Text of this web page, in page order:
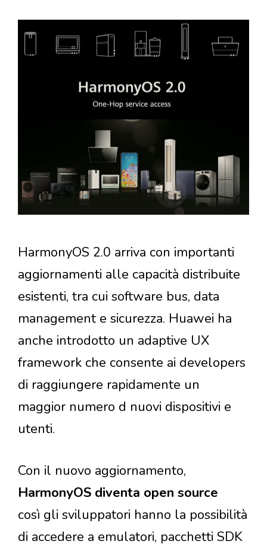
HarmonyOS 2.0 arriva con importanti
aggiornamenti alle capacità distribuite
esistenti, tra cui software bus, data
management e sicurezza. Huawei ha
anche introdotto un adaptive UX
framework che consente ai developers
di raggiungere rapidamente un
maggior numero d nuovi dispositivi e
utenti.
Con il nuovo aggiornamento,
HarmonyOS diventa open source
così gli sviluppatori hanno la possibilità
di accedere a emulatori, pacchetti SDK